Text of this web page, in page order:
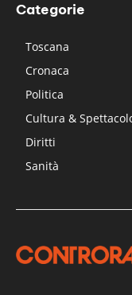
Categorie
Toscana
Cronaca
Politica
Cultura &
Diritti
Sanità